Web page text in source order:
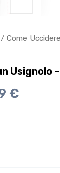
/ Come
Usignolo
€